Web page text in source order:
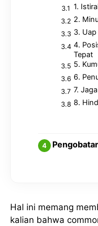
1.
2.
3.
4.
Tepat
5.
6.
7.
8.
Hal ini memang
kalian bahwa